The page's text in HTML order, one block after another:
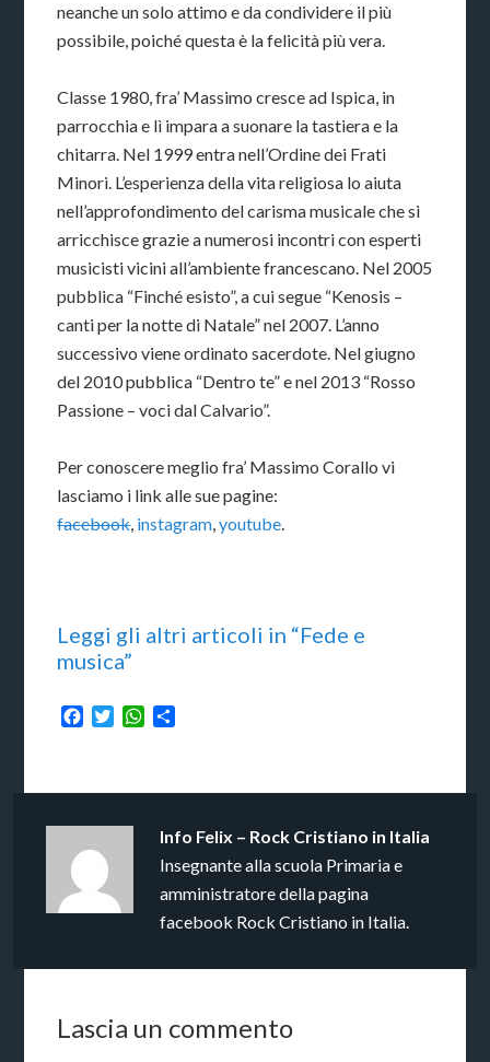
neanche un solo attimo e da condividere il più
possibile, poiché questa è la felicità più vera.
Classe 1980, fra’ Massimo cresce ad Ispica, in
parrocchia e lì impara a suonare la tastiera e la
chitarra. Nel 1999 entra nell’Ordine dei Frati
Minori. L’esperienza della vita religiosa lo aiuta
nell’approfondimento del carisma musicale che si
arricchisce grazie a numerosi incontri con esperti
musicisti vicini all’ambiente francescano. Nel 2005
pubblica “Finché esisto”, a cui segue “Kenosis –
canti per la notte di Natale” nel 2007. L’anno
successivo viene ordinato sacerdote. Nel giugno
del 2010 pubblica “Dentro te” e nel 2013 “Rosso
Passione – voci dal Calvario”.
Per conoscere meglio fra’ Massimo Corallo vi
lasciamo i link alle sue pagine:
facebook, instagram,youtube.
Leggi gli altri articoli in “Fede e
musica”
Facebook
TwitterWhatsApp
Info Felix – Rock Cristiano in Italia
Insegnante alla scuola Primaria e
amministratore della pagina
facebook Rock Cristiano in Italia.
Lascia un commento